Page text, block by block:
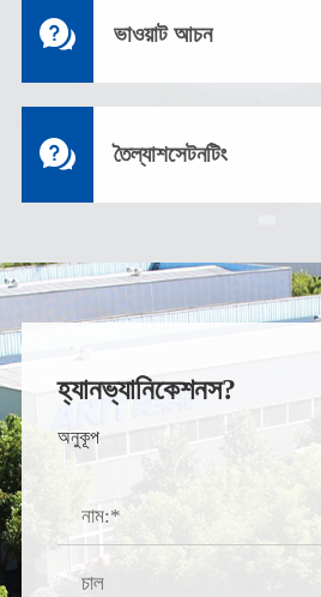
 ভাওয়াট আচন
 তৈল্যাশসেটনটিং
হ্যানভ্যানিকেশনস?
অনুকূপ